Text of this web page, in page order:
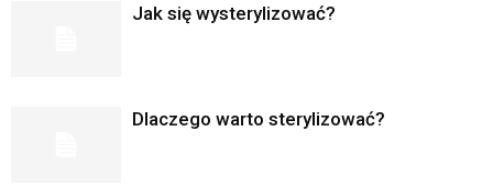
Jak się wysterylizować?
Dlaczego warto sterylizować?